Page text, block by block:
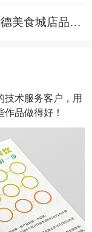
下一篇：逸山伍自转小火锅西宁华德美食城店品牌形象设计
技术服务客户，用
品做得好！